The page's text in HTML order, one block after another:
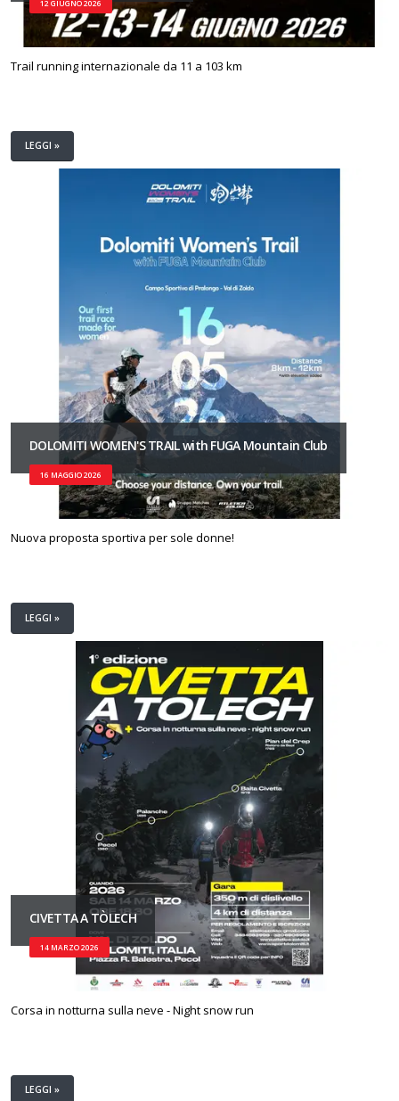
12 GIUGNO 2026
Trail running internazionale da 11 a 103 km
LEGGI »
DOLOMITI WOMEN'S TRAIL with FUGA Mountain Club
16 MAGGIO 2026
Nuova proposta sportiva per sole donne!
LEGGI »
CIVETTA A TÒLECH
14 MARZO 2026
Corsa in notturna sulla neve - Night snow run
LEGGI »